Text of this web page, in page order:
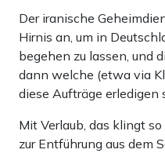
Der iranische
Hirnis an, um in
begehen zu lassen, und
dann welche (etwa via
diese Aufträge erledigen
Mit Verlaub, das klingt
zur Entführung aus dem